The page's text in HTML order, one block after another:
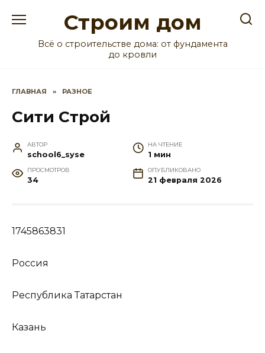
Строим дом
Всё о строительстве дома: от фундамента
до кровли
ГЛАВНАЯ » РАЗНОЕ
Сити Строй
АВТОР
school6_syse
НА ЧТЕНИЕ
1 мин
ПРОСМОТРОВ
34
ОПУБЛИКОВАНО
21 февраля 2026
1745863831
Россия
Республика Татарстан
Казань